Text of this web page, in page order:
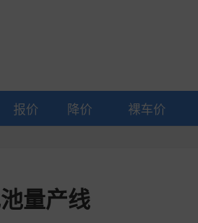
报价 降价 裸车价
量产线